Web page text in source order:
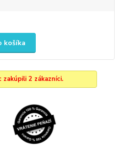
košíka
zakúpili 2 zákazníci.